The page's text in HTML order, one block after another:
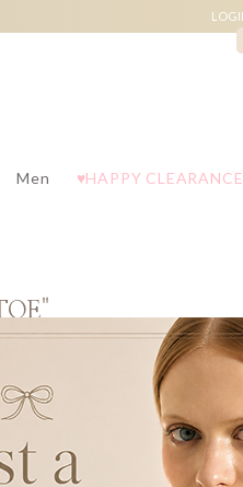
Men ♥HAPPY